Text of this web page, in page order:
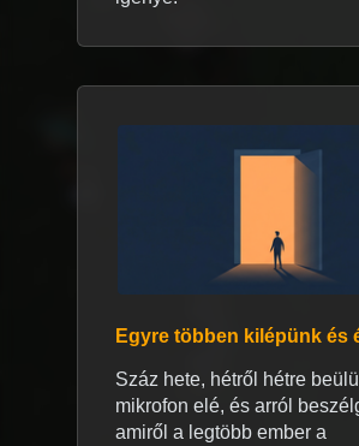
Egyre többen kilépünk és
Száz hete, hétről hétre
mikrofon elé, és arról
amiről a legtöbb ember a